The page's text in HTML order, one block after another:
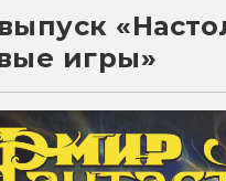
игры»